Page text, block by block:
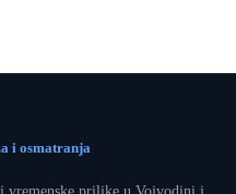
i osmatranja